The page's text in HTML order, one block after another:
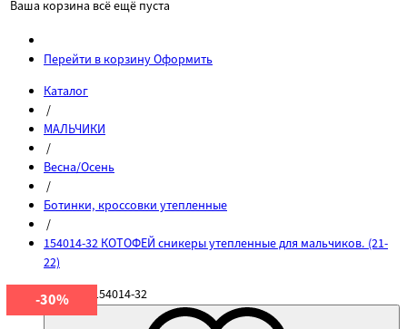
Ваша корзина всё ещё пуста
Перейти в корзинуОформить
Каталог
/
МАЛЬЧИКИ
/
Весна/Осень
/
Ботинки, кроссовки утепленные
/
154014-32 КОТОФЕЙ сникеры утепленные для мальчиков. (21-
22)
Артикул
154014-32
-30%